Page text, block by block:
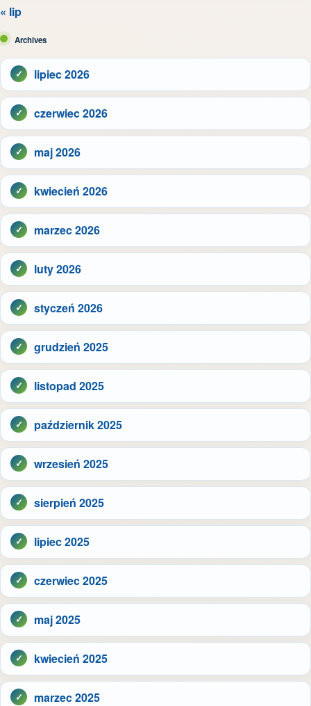
« lip
Archives
lipiec 2026
czerwiec 2026
maj 2026
kwiecień 2026
marzec 2026
luty 2026
styczeń 2026
grudzień 2025
listopad 2025
październik 2025
wrzesień 2025
sierpień 2025
lipiec 2025
czerwiec 2025
maj 2025
kwiecień 2025
marzec 2025